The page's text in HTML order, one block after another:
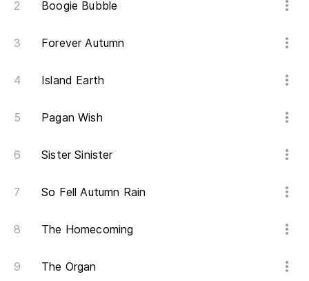
Boogie Bubble
Forever Autumn
Island Earth
Pagan Wish
Sister Sinister
So Fell Autumn Rain
The Homecoming
The Organ